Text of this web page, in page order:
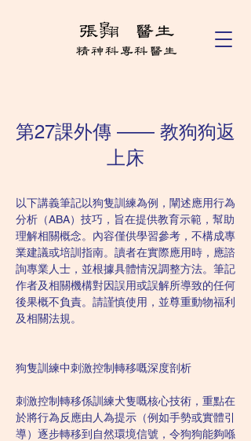
第27課外傳 —— 教狗狗返
上床
以下講義筆記以狗隻訓練為例，闡述應用行為
分析（ABA）技巧，旨在提供教育示範，幫助
理解相關概念。內容僅供學習參考，不構成專
業建議或培訓指南。讀者在實際應用時，應諮
詢專業人士，並根據具體情況調整方法。筆記
作者及相關機構對因誤用或誤解所導致的任何
後果概不負責。請謹慎使用，並尊重動物福利
及相關法規。
狗隻訓練中刺激控制轉移嘅深度剖析
刺激控制轉移係訓練犬隻嘅核心技術，重點在
於將行為反應由人為提示（例如手勢或實體引
導）逐步轉移到自然環境信號，令狗狗能夠喺